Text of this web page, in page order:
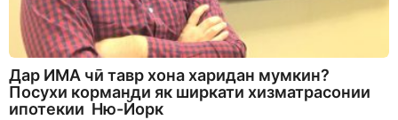
Дар ИМА чӣ тавр хона харидан мумкин?
Посухи корманди як ширкати хизматрасонии
ипотекии Ню-Йорк